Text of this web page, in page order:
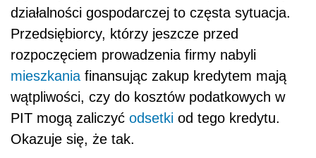
działalności gospodarczej to częsta sytuacja.
Przedsiębiorcy, którzy jeszcze przed
rozpoczęciem prowadzenia firmy nabyli
mieszkania finansując zakup kredytem mają
wątpliwości, czy do kosztów podatkowych w
PIT mogą zaliczyć odsetki od tego kredytu.
Okazuje się, że tak.